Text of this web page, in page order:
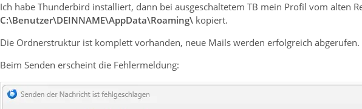
Ich habe Thunderbird installiert, dann bei ausgeschaltetem TB mein Profil vom alten
C:\Benutzer\DEINNAME\AppData\Roaming\ kopiert.
Die Ordnerstruktur ist komplett vorhanden, neue Mails werden erfolgreich abgerufen.
Beim Senden erscheint die Fehlermeldung: